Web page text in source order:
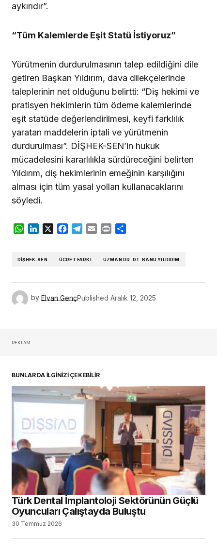
aykırıdır”.
“Tüm Kalemlerde Eşit Statü İstiyoruz”
Yürütmenin durdurulmasının talep edildiğini dile
getiren Başkan Yıldırım, dava dilekçelerinde
taleplerinin net olduğunu belirtti: “Diş hekimi ve
pratisyen hekimlerin tüm ödeme kalemlerinde
eşit statüde değerlendirilmesi, keyfi farklılık
yaratan maddelerin iptali ve yürütmenin
durdurulması”. DİŞHEK-SEN’in hukuk
mücadelesini kararlılıkla sürdüreceğini belirten
Yıldırım, diş hekimlerinin emeğinin karşılığını
alması için tüm yasal yolları kullanacaklarını
söyledi.
WhatsApp
LinkedIn
X Facebook
Telegram
Email Print
DİŞHEK-SEN ÜCRET FARKI UZMAN DR. DT. BANU YILDIRIM
by Elvan GençPublished Aralık 12, 2025
REKLAM
BUNLAR DA İLGİNİZİ ÇEKEBİLİR
Türk Dental İmplantoloji Sektörünün Güçlü
Oyuncuları Çalıştayda Buluştu
30 Temmuz 2026